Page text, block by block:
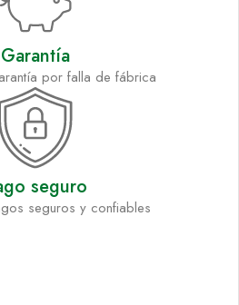
Garantía
por falla de fábrica
seguro
seguros y confiables